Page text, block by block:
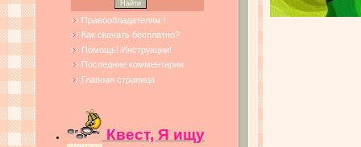
Правообладателям !
Как скачать бесплатно?
Помощь! Инструкции!
Последние комментарии
Главная страница
Квест, Я ищу